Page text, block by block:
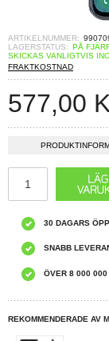
ARTIKELNUMMER:
LAGERSTATUS: PÅ
SKICKAS VANLIGTVIS
FRAKTKOSTNAD
577,00
30 DAGARS
SNABB
ÖVER 8 000 000
REKOMMENDERADE AV